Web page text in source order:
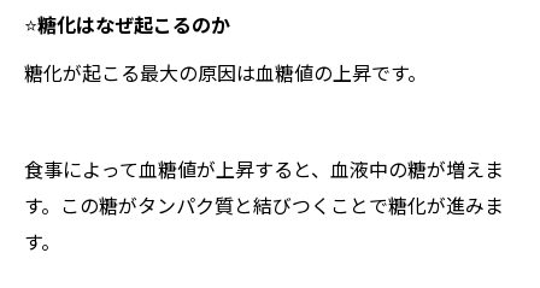
⭐️糖化はなぜ起こるのか
糖化が起こる最大の原因は血糖値の上昇です。
食事によって血糖値が上昇すると、血液中の糖が増えま
す。この糖がタンパク質と結びつくことで糖化が進みま
す。